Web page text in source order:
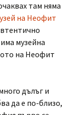
там няма
на Неофит
музейна
на Неофит
дълъг и
да е по-близо,